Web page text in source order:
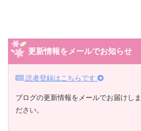
更新情報をメールでお知らせ
読者登録はこちらです
ブログの更新情報をメールでお届けし
ださい。